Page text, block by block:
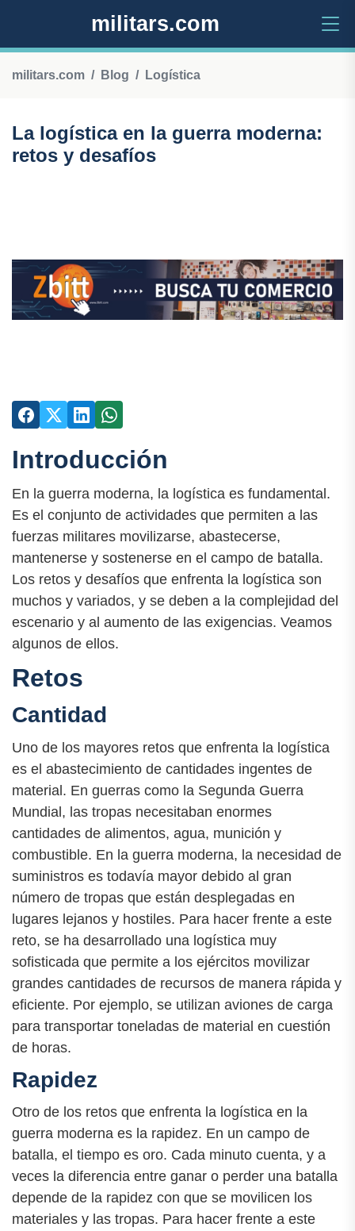
militars.com
militars.com Blog Logística
La logística en la guerra moderna:
retos y desafíos
Introducción
En la guerra moderna, la logística es fundamental.
Es el conjunto de actividades que permiten a las
fuerzas militares movilizarse, abastecerse,
mantenerse y sostenerse en el campo de batalla.
Los retos y desafíos que enfrenta la logística son
muchos y variados, y se deben a la complejidad del
escenario y al aumento de las exigencias. Veamos
algunos de ellos.
Retos
Cantidad
Uno de los mayores retos que enfrenta la logística
es el abastecimiento de cantidades ingentes de
material. En guerras como la Segunda Guerra
Mundial, las tropas necesitaban enormes
cantidades de alimentos, agua, munición y
combustible. En la guerra moderna, la necesidad de
suministros es todavía mayor debido al gran
número de tropas que están desplegadas en
lugares lejanos y hostiles. Para hacer frente a este
reto, se ha desarrollado una logística muy
sofisticada que permite a los ejércitos movilizar
grandes cantidades de recursos de manera rápida y
eficiente. Por ejemplo, se utilizan aviones de carga
para transportar toneladas de material en cuestión
de horas.
Rapidez
Otro de los retos que enfrenta la logística en la
guerra moderna es la rapidez. En un campo de
batalla, el tiempo es oro. Cada minuto cuenta, y a
veces la diferencia entre ganar o perder una batalla
depende de la rapidez con que se movilicen los
materiales y las tropas. Para hacer frente a este